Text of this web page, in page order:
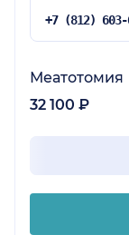
Меатотомия
32 100 ₽